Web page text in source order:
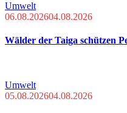
Umwelt
06.08.202604.08.2026
Wälder der Taiga schützen
Umwelt
05.08.202604.08.2026